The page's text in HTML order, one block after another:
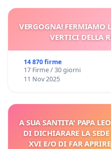
VERGOGNA! FERMIAMO
VERTICI DELLA
14 870 firme
17 Firme / 30 giorni
11 Nov 2025
A SUA SANTITA' PAPA
DI DICHIARARE LA
XVI E/O DI FAR